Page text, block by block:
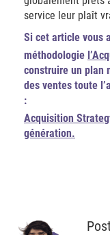
service leur plaît
Si cet article vous
méthodologie
construire un plan
des ventes toute
:
Acquisition
génération.